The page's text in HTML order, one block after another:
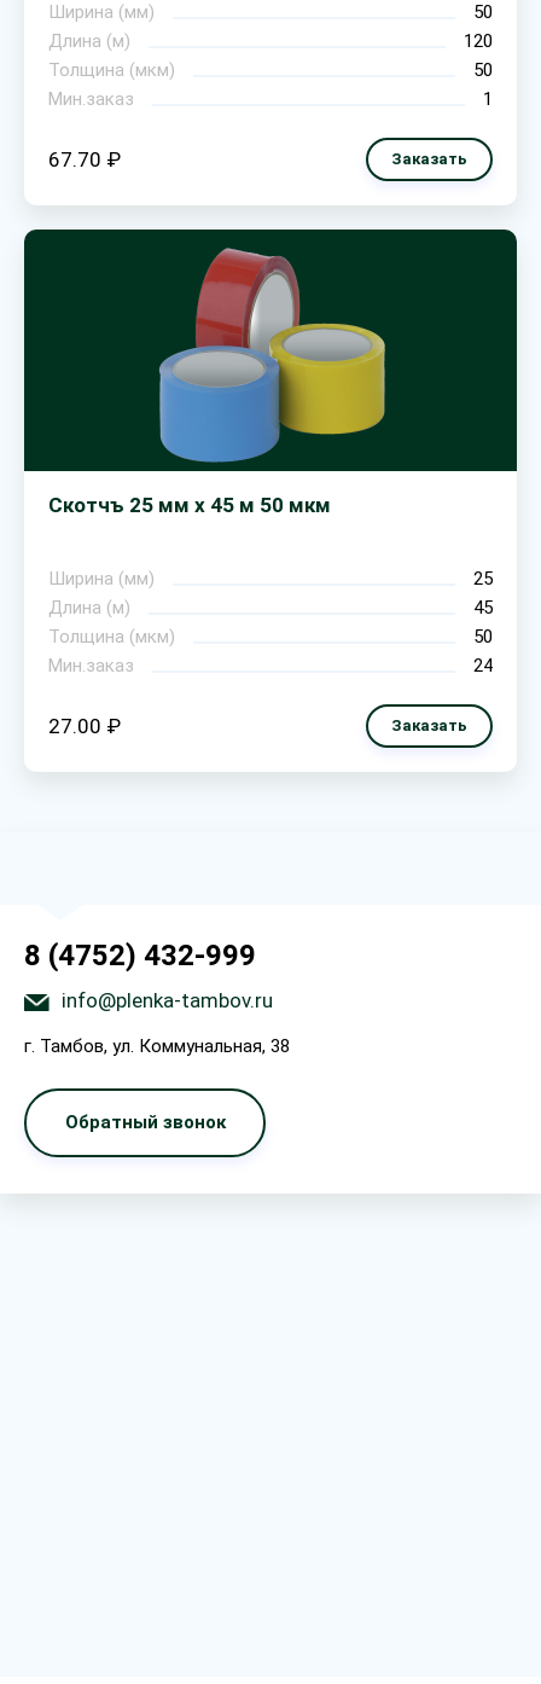
Ширина (мм)
50
Длина (м)
120
Толщина (мкм)
50
Мин.заказ
1
67.70 ₽ Заказать
Скотчъ 25 мм х 45 м 50 мкм
Ширина (мм)
25
Длина (м)
45
Толщина (мкм)
50
Мин.заказ
24
27.00 ₽ Заказать
8 (4752) 432-999
info@plenka-tambov.ru
г. Тамбов, ул. Коммунальная, 38
Обратный звонок